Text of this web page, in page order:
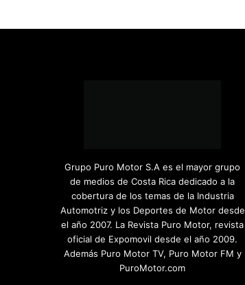
Grupo Puro Motor S.A es el mayor grupo
de medios de Costa Rica dedicado a la
cobertura de los temas de la Industria
Automotriz y los Deportes de Motor desde
el año 2007. La Revista Puro Motor, revista
oficial de Expomovil desde el año 2009.
Además Puro Motor TV, Puro Motor FM y
PuroMotor.com